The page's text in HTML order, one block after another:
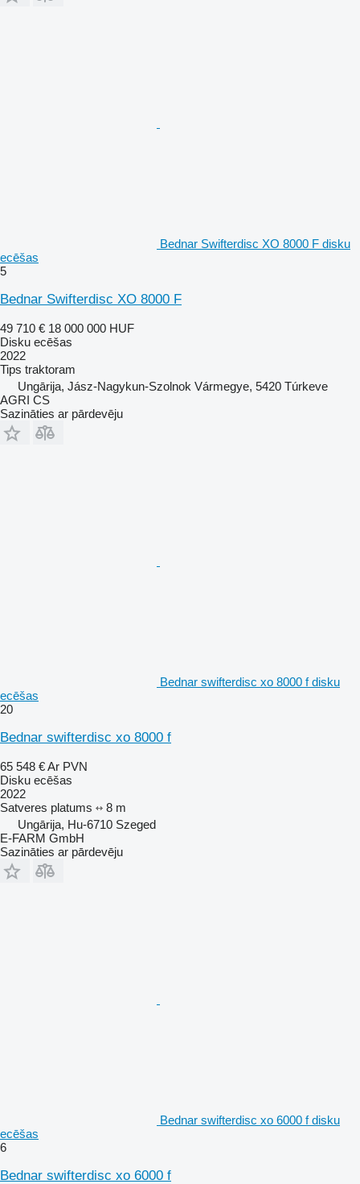
Bednar Swifterdisc XO 8000 F disku
ecēšas
5
Bednar Swifterdisc XO 8000 F
49 710 € 18 000 000 HUF
Disku ecēšas
2022
Tips traktoram
Ungārija, Jász-Nagykun-Szolnok Vármegye, 5420 Túrkeve
AGRI CS
Sazināties ar pārdevēju
Bednar swifterdisc xo 8000 f disku
ecēšas
20
Bednar swifterdisc xo 8000 f
65 548 €Ar PVN
Disku ecēšas
2022
Satveres platums
8 m
Ungārija, Hu-6710 Szeged
E-FARM GmbH
Sazināties ar pārdevēju
Bednar swifterdisc xo 6000 f disku
ecēšas
6
Bednar swifterdisc xo 6000 f